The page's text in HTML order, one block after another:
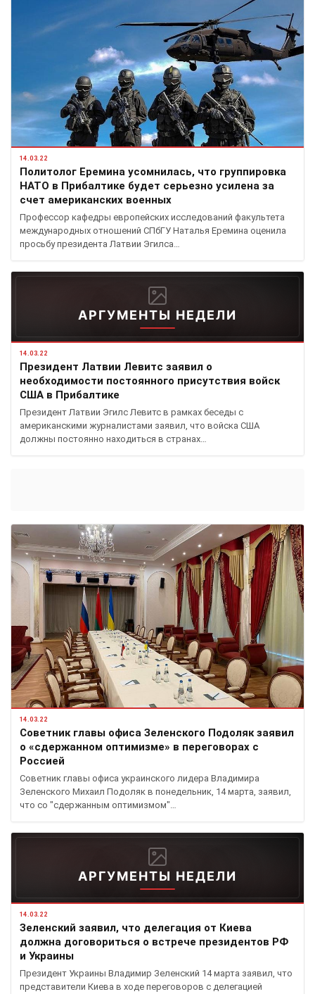
14.03.22
Политолог Еремина усомнилась, что группировка
НАТО в Прибалтике будет серьезно усилена за
счет американских военных
Профессор кафедры европейских исследований факультета
международных отношений СПбГУ Наталья Еремина оценила
просьбу президента Латвии Эгилса…
АРГУМЕНТЫ НЕДЕЛИ
14.03.22
Президент Латвии Левитс заявил о
необходимости постоянного присутствия войск
США в Прибалтике
Президент Латвии Эгилс Левитс в рамках беседы с
американскими журналистами заявил, что войска США
должны постоянно находиться в странах…
14.03.22
Советник главы офиса Зеленского Подоляк заявил
о «сдержанном оптимизме» в переговорах с
Россией
Советник главы офиса украинского лидера Владимира
Зеленского Михаил Подоляк в понедельник, 14 марта, заявил,
что со "сдержанным оптимизмом"…
АРГУМЕНТЫ НЕДЕЛИ
14.03.22
Зеленский заявил, что делегация от Киева
должна договориться о встрече президентов РФ
и Украины
Президент Украины Владимир Зеленский 14 марта заявил, что
представители Киева в ходе переговоров с делегацией